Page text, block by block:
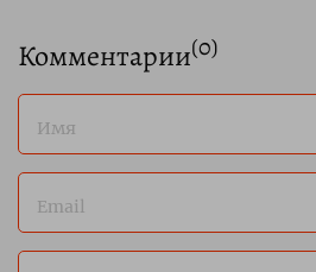
Комментарии(0)
Имя
Email